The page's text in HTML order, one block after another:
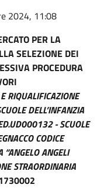
2024, 11:08
PER LA
SELEZIONE DEI
PROCEDURA
RIQUALIFICAZIONE
DELL’INFANZIA
- SCUOLE
CODICE
ANGELI
STRAORDINARIA